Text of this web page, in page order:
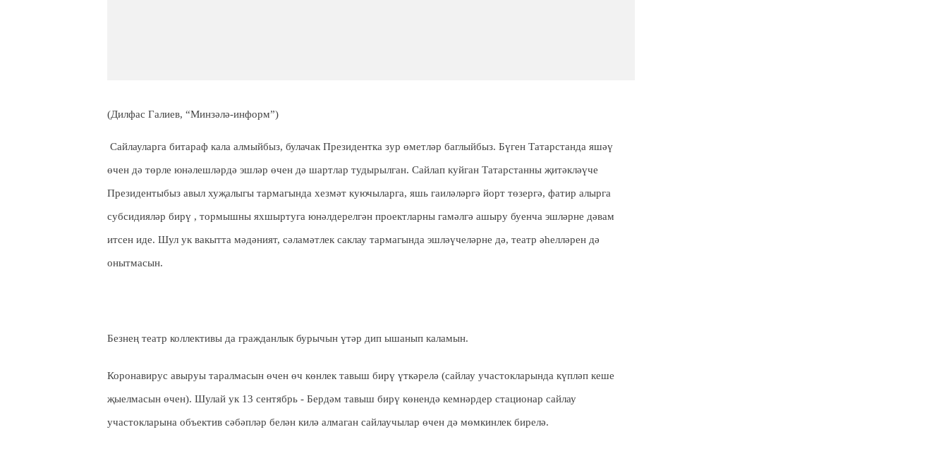
(Дилфас Галиев, “Минзәлә-информ”)
Сайлауларга битараф кала алмыйбыз, булачак Президентка зур өметләр баглыйбыз. Бүген Татарстанда яшәү
өчен дә төрле юнәлешләрдә эшләр өчен дә шартлар тудырылган. Сайлап куйган Татарстанны җитәкләүче
Президентыбыз авыл хуҗалыгы тармагында хезмәт куючыларга, яшь гаиләләргә йорт төзергә, фатир алырга
субсидияләр бирү , тормышны яхшыртуга юнәлдерелгән проектларны гамәлгә ашыру буенча эшләрне дәвам
итсен иде. Шул ук вакытта мәдәният, сәламәтлек саклау тармагында эшләүчеләрне дә, театр әһелләрен дә
онытмасын.
Безнең театр коллективы да гражданлык бурычын үтәр дип ышанып каламын.
Коронавирус авыруы таралмасын өчен өч көнлек тавыш бирү үткәрелә (сайлау участокларында күпләп кеше
җыелмасын өчен). Шулай ук 13 сентябрь - Бердәм тавыш бирү көнендә кемнәрдер стационар сайлау
участокларына объектив сәбәпләр белән килә алмаган сайлаучылар өчен дә мөмкинлек бирелә.